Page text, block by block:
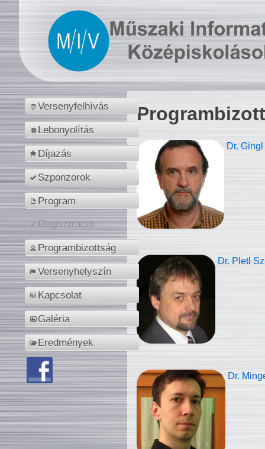
Versenyfelhívás
Lebonyolítás
Díjazás
Szponzorok
Program
Regisztráció
Programbizottság
Versenyhelyszín
Kapcsolat
Galéria
Eredmények
Dr.
Dr. Pletl
Dr.